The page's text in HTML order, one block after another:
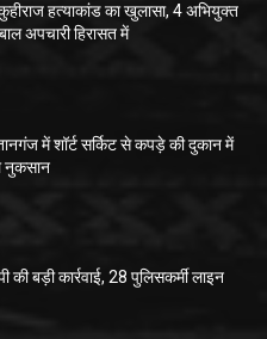
हत्याकांड का खुलासा, 4 अभियुक्त
अपचारी हिरासत में
में शॉर्ट सर्किट से कपड़े की दुकान में
नुकसान
की बड़ी कार्रवाई, 28 पुलिसकर्मी लाइन